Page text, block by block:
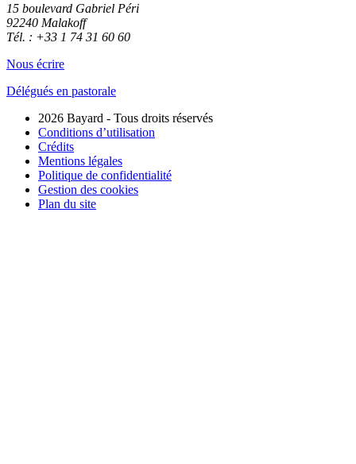
15 boulevard Gabriel Péri
92240 Malakoff
Tél. : +33 1 74 31 60 60
Nous écrire
Délégués en pastorale
2026 Bayard - Tous droits réservés
Conditions d’utilisation
Crédits
Mentions légales
Politique de confidentialité
Gestion des cookies
Plan du site